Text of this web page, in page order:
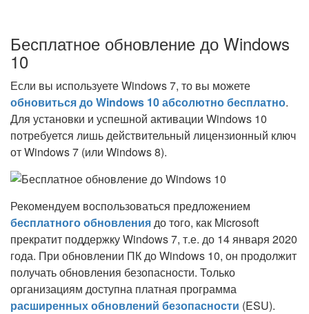
Бесплатное обновление до Windows
10
Если вы используете Windows 7, то вы можете
обновиться до Windows 10 абсолютно бесплатно.
Для установки и успешной активации Windows 10
потребуется лишь действительный лицензионный ключ
от Windows 7 (или Windows 8).
Рекомендуем воспользоваться предложением
бесплатного обновлениядо того, как Microsoft
прекратит поддержку Windows 7, т.е. до 14 января 2020
года. При обновлении ПК до Windows 10, он продолжит
получать обновления безопасности. Только
организациям доступна платная программа
расширенных обновлений безопасности (ESU).